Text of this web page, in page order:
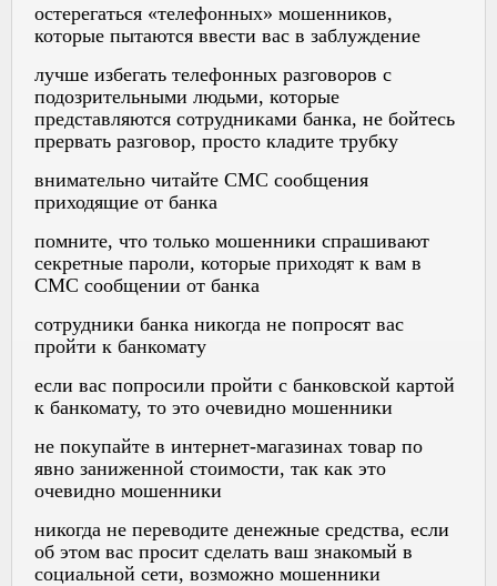
остерегаться «телефонных» мошенников,
которые пытаются ввести вас в заблуждение
лучше избегать телефонных разговоров с
подозрительными людьми, которые
представляются сотрудниками банка, не бойтесь
прервать разговор, просто кладите трубку
внимательно читайте СМС сообщения
приходящие от банка
помните, что только мошенники спрашивают
секретные пароли, которые приходят к вам в
СМС сообщении от банка
сотрудники банка никогда не попросят вас
пройти к банкомату
если вас попросили пройти с банковской картой
к банкомату, то это очевидно мошенники
не покупайте в интернет-магазинах товар по
явно заниженной стоимости, так как это
очевидно мошенники
никогда не переводите денежные средства, если
об этом вас просит сделать ваш знакомый в
социальной сети, возможно мошенники